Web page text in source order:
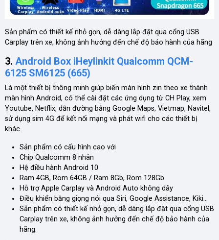
Sản phẩm có thiết kế nhỏ gọn, dễ dàng lắp đặt qua cổng USB
Carplay trên xe, không ảnh hưởng đến chế độ bảo hành của hãng
3. Android Box iHeylinkit Qualcomm QCM-
6125 SM6125 (665)
Là một thiết bị thông minh giúp biến màn hình zin theo xe thành
màn hình Android, có thể cài đặt các ứng dụng từ CH Play, xem
Youtube, Netflix, dẫn đường bằng Google Maps, Vietmap, Navitel,
sử dụng sim 4G để kết nối mạng và phát wifi cho các thiết bị
khác.
Sản phẩm có cấu hình cao với
Chip Qualcomm 8 nhân
Hệ điều hành Android 10
Ram 4GB, Rom 64GB / Ram 8Gb, Rom 128Gb
Hỗ trợ Apple Carplay và Android Auto không dây
Điều khiển bằng giọng nói qua Siri, Google Assistance, Kiki…
Sản phẩm có thiết kế nhỏ gọn, dễ dàng lắp đặt qua cổng USB
Carplay trên xe, không ảnh hưởng đến chế độ bảo hành của
hãng.